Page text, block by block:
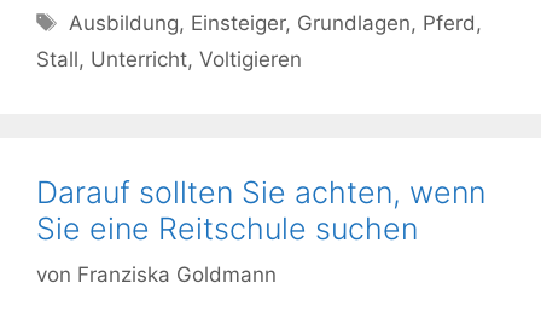
Schlagwörter
Ausbildung, Einsteiger, Grundlagen, Pferd ,
Stall, Unterricht, Voltigieren
Darauf sollten Sie achten, wenn
Sie eine Reitschule suchen
von Franziska Goldmann